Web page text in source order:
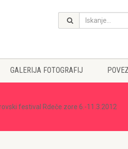
GALERIJA FOTOGRAFIJ
festival Rdeče zore 6.-11.3.2012